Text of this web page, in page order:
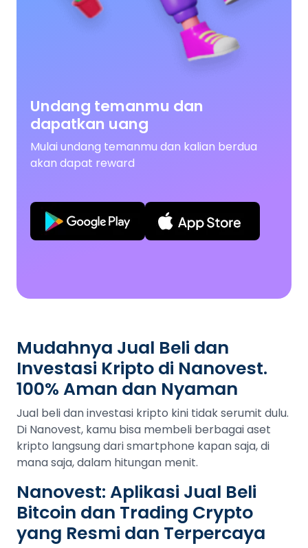
Undang temanmu dan
dapatkan uang
Mulai undang temanmu dan kalian berdua
akan dapat reward
Mudahnya Jual Beli dan
Investasi Kripto di Nanovest.
100% Aman dan Nyaman
Jual beli dan investasi kripto kini tidak serumit dulu.
Di Nanovest, kamu bisa membeli berbagai aset
kripto langsung dari smartphone kapan saja, di
mana saja, dalam hitungan menit.
Nanovest: Aplikasi Jual Beli
Bitcoin dan Trading Crypto
yang Resmi dan Terpercaya